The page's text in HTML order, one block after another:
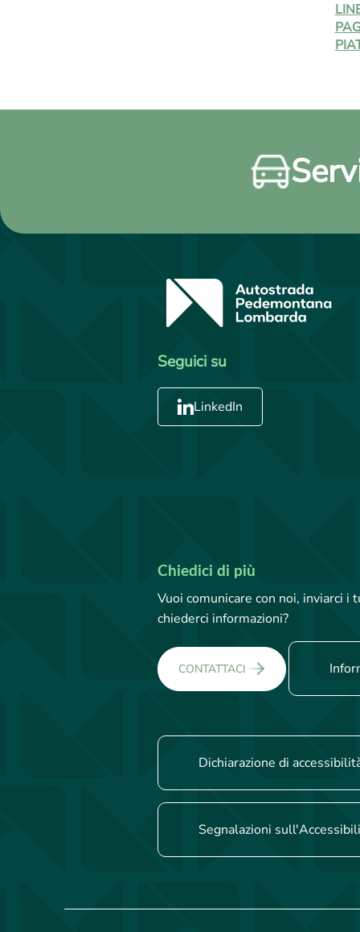
Seguici su
LinkedIn
Chiedici di più
Vuoi comunicare con noi, inviarci
chiederci informazioni?
CONTATTACI
Dichiarazione di
Segnalazioni